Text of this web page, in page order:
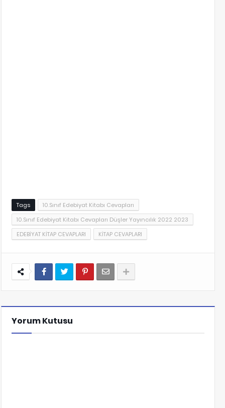
Tags
10.Sınıf Edebiyat Kitabı Cevapları
10.Sınıf Edebiyat Kitabı Cevapları Düşler Yayıncılık 2022 2023
EDEBİYAT KİTAP CEVAPLARI
KİTAP CEVAPLARI
Yorum Kutusu